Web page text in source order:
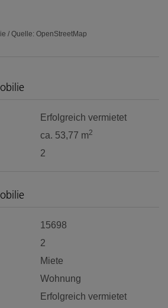
/ Quelle: OpenStreetMap
Erfolgreich vermietet
ca. 53,77 m2
2
15698
2
Miete
Wohnung
Erfolgreich vermietet